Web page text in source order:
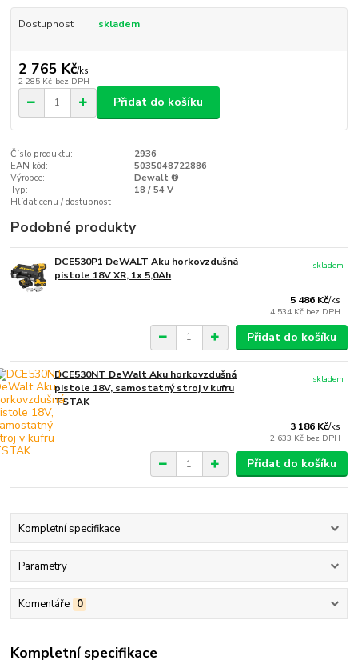
Dostupnost skladem
2 765 Kč/ks
2 285 Kč bez DPH
Přidat do košíku
Číslo produktu:
2936
EAN kód:
5035048722886
Výrobce:
Dewalt ®
Typ:
18 / 54 V
Hlídat cenu / dostupnost
Podobné produkty
DCE530P1 DeWALT Aku horkovzdušná
pistole 18V XR, 1x 5,0Ah
5 486 Kč/ks
4 534 Kč bez DPH
skladem
Přidat do košíku
DCE530NT DeWalt Aku horkovzdušná
pistole 18V, samostatný stroj v kufru
TSTAK
3 186 Kč/ks
2 633 Kč bez DPH
skladem
Přidat do košíku
Kompletní specifikace
Parametry
Komentáře 0
Kompletní specifikace